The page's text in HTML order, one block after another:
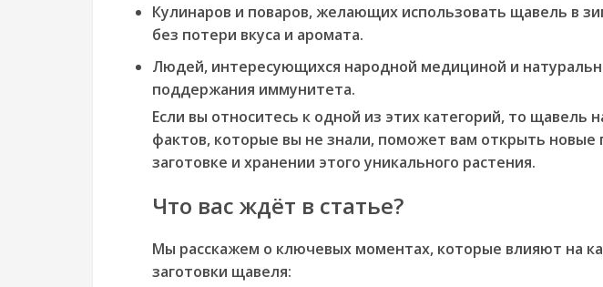
Кулинаров и поваров, желающих использовать щавель в
без потери вкуса и аромата.
Людей, интересующихся народной медициной и
поддержания иммунитета.
Если вы относитесь к одной из этих категорий, то щавель
фактов, которые вы не знали, поможет вам открыть новые
заготовке и хранении этого уникального растения.
Что вас ждёт в статье?
Мы расскажем о ключевых моментах, которые влияют на
заготовки щавеля: